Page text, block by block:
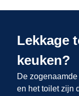
Lekkage
keuken?
De zogenaamde
en het toilet zijn